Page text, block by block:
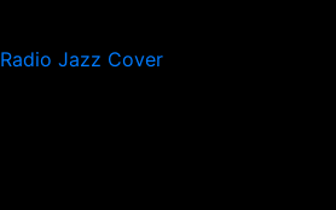
Radio Jazz Cover